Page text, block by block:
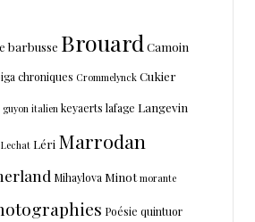
barbusse Brouard Camoin
chroniques Crommelynck Cukier
guyon italien keyaerts lafage Langevin
Lechat Léri Marrodan
Mihaylova Minot morante
Poésie quintuor